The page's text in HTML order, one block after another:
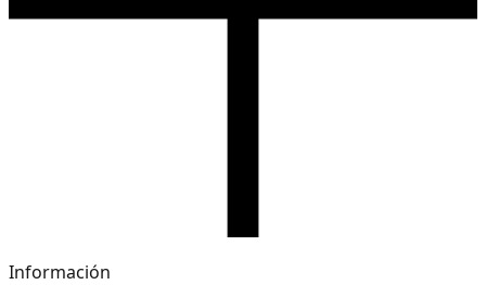
Información